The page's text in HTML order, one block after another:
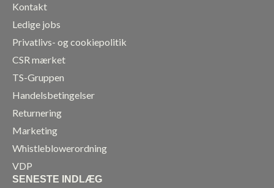
Kontakt
Ledige jobs
Privatlivs- og cookiepolitik
CSR mærket
TS-Gruppen
Handelsbetingelser
Returnering
Marketing
Whistleblowerordning
VDP
SENESTE INDLÆG